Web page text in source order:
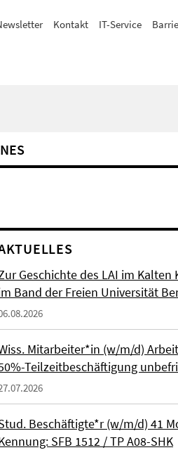
Kontakt IT-Service
Geschichte des LAI im
Band der Freien Universität
Mitarbeiter*in (w/m/d)
Teilzeitbeschäftigung
Beschäftigte*r (w/m/d) 41
SFB 1512 / TP A08-SHK